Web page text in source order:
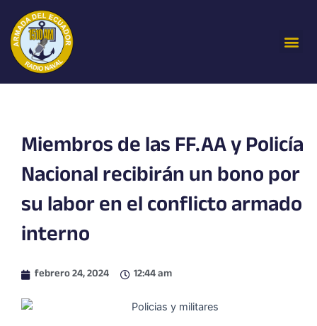
contenido
Miembros de las FF.AA y Policía
Nacional recibirán un bono por
su labor en el conflicto armado
interno
febrero 24, 2024 12:44 am